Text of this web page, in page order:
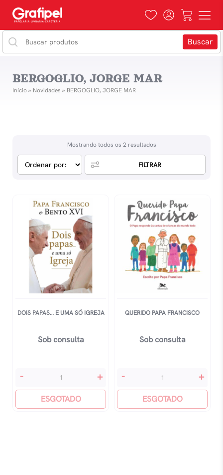
BERGOGLIO, JORGE MAR
Início» Novidades » BERGOGLIO, JORGE MAR
Mostrando todos os 2 resultados
FILTRAR
DOIS PAPAS… E UMA SÓ IGREJA
Sob consulta
Dois
Uma
- +
ESGOTADO
QUERIDO PAPA FRANCISCO
Sob consulta
Querido
Francisco
quantidade
- +
ESGOTADO